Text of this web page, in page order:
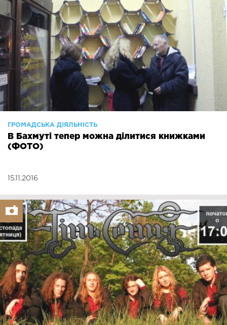
ГРОМАДСЬКА ДІЯЛЬНІСТЬ
В Бахмуті тепер можна ділитися книжками
(ФОТО)
15.11.2016